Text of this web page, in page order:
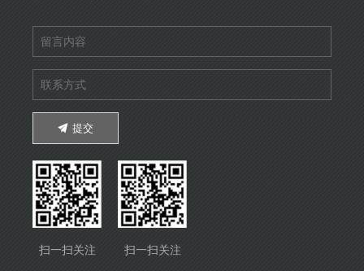
提交
扫一扫关注 扫一扫关注